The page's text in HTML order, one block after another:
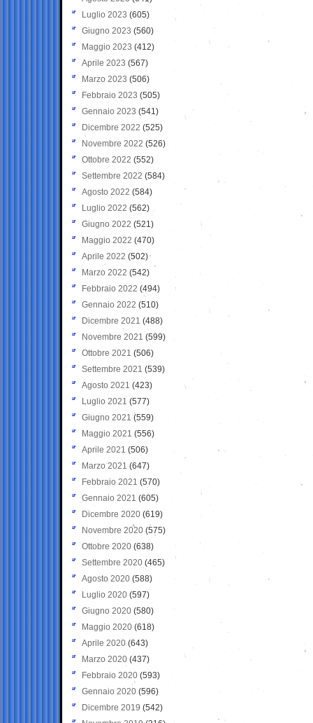
Luglio 2023 (605)
Giugno 2023 (560)
Maggio 2023 (412)
Aprile 2023 (567)
Marzo 2023 (506)
Febbraio 2023 (505)
Gennaio 2023 (541)
Dicembre 2022 (525)
Novembre 2022 (526)
Ottobre 2022 (552)
Settembre 2022 (584)
Agosto 2022 (584)
Luglio 2022 (562)
Giugno 2022 (521)
Maggio 2022 (470)
Aprile 2022 (502)
Marzo 2022 (542)
Febbraio 2022 (494)
Gennaio 2022 (510)
Dicembre 2021 (488)
Novembre 2021 (599)
Ottobre 2021 (506)
Settembre 2021 (539)
Agosto 2021 (423)
Luglio 2021 (577)
Giugno 2021(559)
Maggio 2021 (556)
Aprile 2021 (506)
Marzo 2021 (647)
Febbraio 2021 (570)
Gennaio 2021 (605)
Dicembre 2020 (619)
Novembre 2020 (575)
Ottobre 2020 (638)
Settembre 2020(465)
Agosto 2020 (588)
Luglio 2020 (597)
Giugno 2020 (580)
Maggio 2020 (618)
Aprile 2020 (643)
Marzo 2020 (437)
Febbraio 2020 (593)
Gennaio 2020 (596)
Dicembre 2019 (542)